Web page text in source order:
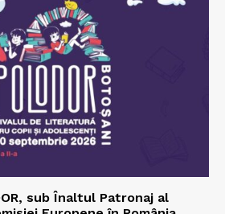
sub Înaltul Patronaj al